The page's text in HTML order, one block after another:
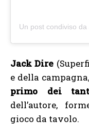
Un post condiviso
Jack Dire
e della
primo dei
dell’autore,
gioco da tavolo.